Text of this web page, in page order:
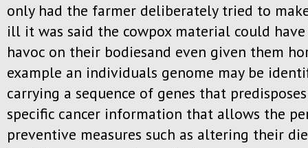
only had the farmer deliberately tried to
ill it was said the cowpox material could
havoc on their bodiesand even given them
example an individuals genome may be
carrying a sequence of genes that
specific cancer information that allows the
preventive measures such as altering their